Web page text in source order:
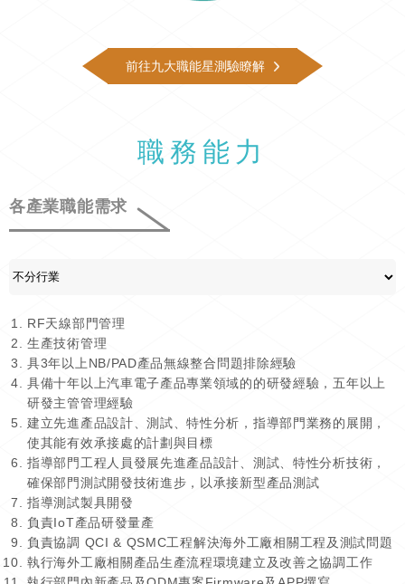
前往九大職能星測驗瞭解
職務能力
各產業職能需求
RF天線部門管理
生產技術管理
具3年以上NB/PAD產品無線整合問題排除經驗
具備十年以上汽車電子產品專業領域的的研發經驗，五年以上
研發主管管理經驗
建立先進產品設計、測試、特性分析，指導部門業務的展開，
使其能有效承接處的計劃與目標
指導部門工程人員發展先進產品設計、測試、特性分析技術，
確保部門測試開發技術進步，以承接新型產品測試
指導測試製具開發
負責IoT產品研發量產
負責協調 QCI & QSMC工程解決海外工廠相關工程及測試問題
執行海外工廠相關產品生產流程環境建立及改善之協調工作